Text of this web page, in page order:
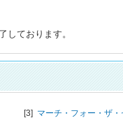
しております。
[3] マーチ・フォー・ザ